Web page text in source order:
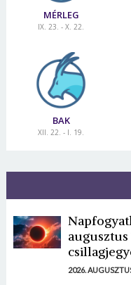
MÉRLEG
IX. 23. - X. 22.
BAK
XII. 22. - I. 19.
augusztus
2026.